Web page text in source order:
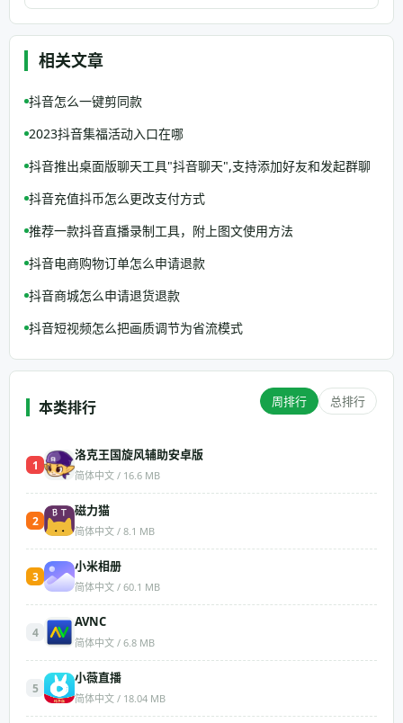
相关文章
抖音怎么一键剪同款
2023抖音集福活动入口在哪
抖音推出桌面版聊天工具"抖音聊天",支持添加好友和发起群聊
抖音充值抖币怎么更改支付方式
推荐一款抖音直播录制工具，附上图文使用方法
抖音电商购物订单怎么申请退款
抖音商城怎么申请退货退款
抖音短视频怎么把画质调节为省流模式
本类排行 周排行 总排行
1
洛克王国旋风辅助安卓版
简体中文 / 16.6 MB
2
磁力猫
简体中文 / 8.1 MB
3
小米相册
简体中文 / 60.1 MB
4
AVNC
简体中文 / 6.8 MB
5
小薇直播
简体中文 / 18.04 MB